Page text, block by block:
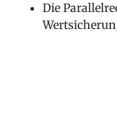
Die